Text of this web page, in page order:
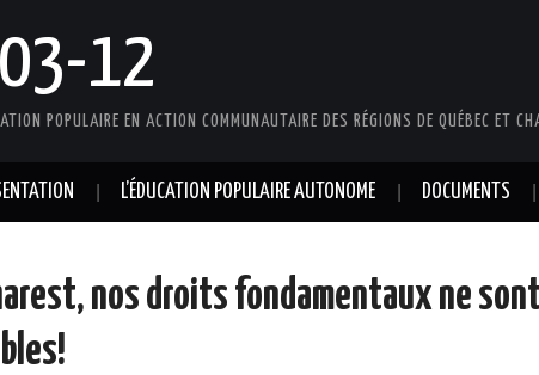
03-12
POPULAIRE EN ACTION COMMUNAUTAIRE DES RÉGIONS DE QUÉBEC ET
L’ÉDUCATION POPULAIRE AUTONOME DOCUMENTS
nos droits fondamentaux ne sont